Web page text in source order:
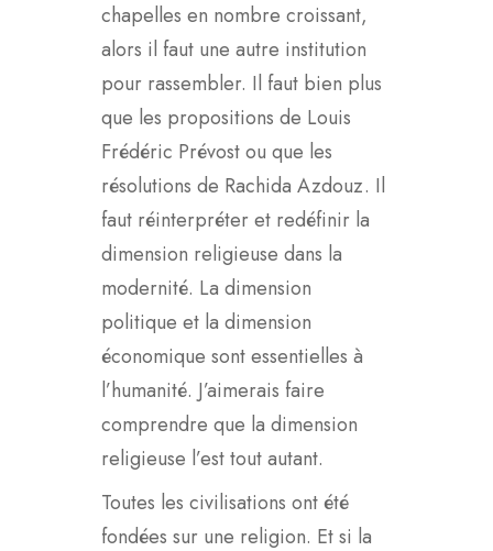
chapelles en nombre croissant,
alors il faut une autre institution
pour rassembler. Il faut bien plus
que les propositions de Louis
Frédéric Prévost ou que les
résolutions de Rachida Azdouz. Il
faut réinterpréter et redéfinir la
dimension religieuse dans la
modernité. La dimension
politique et la dimension
économique sont essentielles à
l’humanité. J’aimerais faire
comprendre que la dimension
religieuse l’est tout autant.
Toutes les civilisations ont été
fondées sur une religion. Et si la